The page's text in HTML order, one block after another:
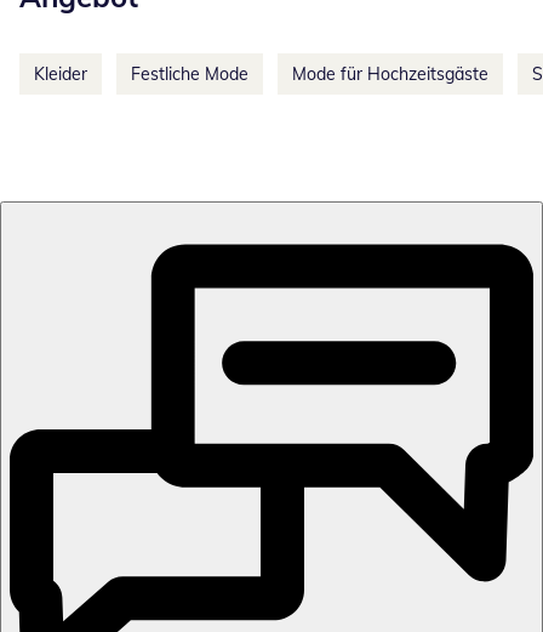
Kleider Festliche Mode Mode für Hochzeitsgäste